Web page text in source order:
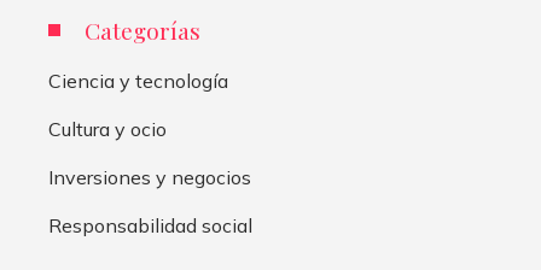
Categorías
Ciencia y tecnología
Cultura y ocio
Inversiones y negocios
Responsabilidad social